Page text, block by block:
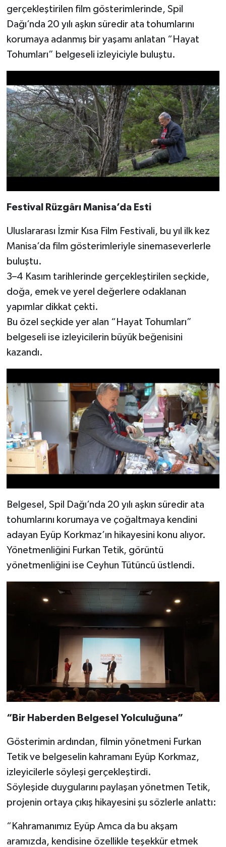
gerçekleştirilen film gösterimlerinde, Spil
Dağı’nda 20 yılı aşkın süredir ata tohumlarını
korumaya adanmış bir yaşamı anlatan “Hayat
Tohumları” belgeseli izleyiciyle buluştu.
Festival Rüzgârı Manisa’da Esti
Uluslararası İzmir Kısa Film Festivali, bu yıl ilk kez
Manisa’da film gösterimleriyle sinemaseverlerle
buluştu.
3–4 Kasım tarihlerinde gerçekleştirilen seçkide,
doğa, emek ve yerel değerlere odaklanan
yapımlar dikkat çekti.
Bu özel seçkide yer alan “Hayat Tohumları”
belgeseli ise izleyicilerin büyük beğenisini
kazandı.
Belgesel, Spil Dağı’nda 20 yılı aşkın süredir ata
tohumlarını korumaya ve çoğaltmaya kendini
adayan Eyüp Korkmaz’ın hikayesini konu alıyor.
Yönetmenliğini Furkan Tetik, görüntü
yönetmenliğini ise Ceyhun Tütüncü üstlendi.
“Bir Haberden Belgesel Yolculuğuna”
Gösterimin ardından, filmin yönetmeni Furkan
Tetik ve belgeselin kahramanı Eyüp Korkmaz,
izleyicilerle söyleşi gerçekleştirdi.
Söyleşide duygularını paylaşan yönetmen Tetik,
projenin ortaya çıkış hikayesini şu sözlerle anlattı:
“Kahramanımız Eyüp Amca da bu akşam
aramızda, kendisine özellikle teşekkür etmek